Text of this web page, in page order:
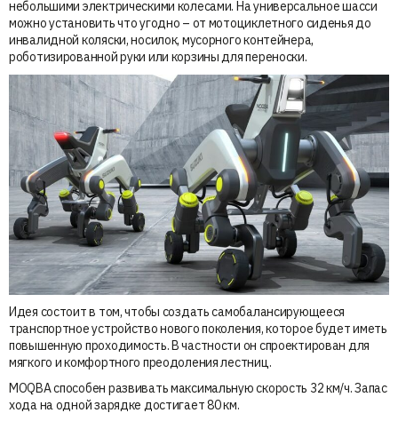
небольшими электрическими колесами. На универсальное шасси
можно установить что угодно – от мотоциклетного сиденья до
инвалидной коляски, носилок, мусорного контейнера,
роботизированной руки или корзины для переноски.
Идея состоит в том, чтобы создать самобалансирующееся
транспортное устройство нового поколения, которое будет иметь
повышенную проходимость. В частности он спроектирован для
мягкого и комфортного преодоления лестниц.
MOQBA способен развивать максимальную скорость 32 км/ч. Запас
хода на одной зарядке достигает 80 км.